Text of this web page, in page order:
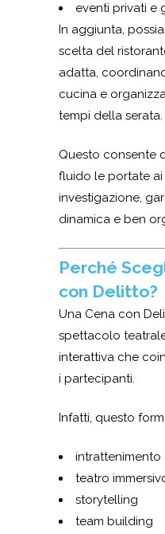
eventi privati e
In aggiunta,
scelta del
adatta,
cucina e
tempi della serata.
Questo consente
fluido le portate
investigazione,
dinamica e ben
Perché
con Delitto?
Una Cena con
spettacolo
interattiva che
i partecipanti.
Infatti, questo
intrattenimento
teatro
storytelling
team building